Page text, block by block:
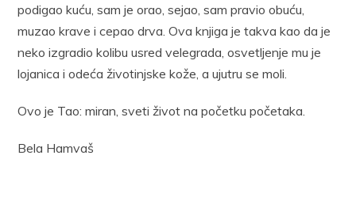
podigao kuću, sam je orao, sejao, sam pravio obuću,
muzao krave i cepao drva. Ova knjiga je takva kao da je
neko izgradio kolibu usred velegrada, osvetljenje mu je
lojanica i odeća životinjske kože, a ujutru se moli.
Ovo je Tao: miran, sveti život na početku početaka.
Bela Hamvaš